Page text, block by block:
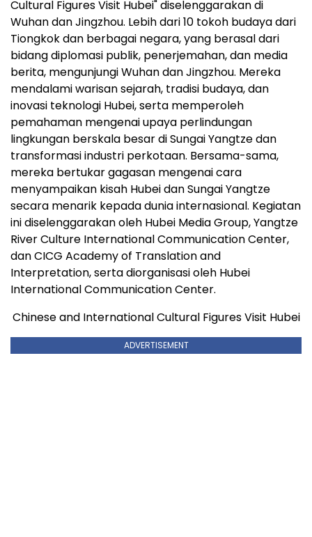
Cultural Figures Visit Hubei" diselenggarakan di
Wuhan dan Jingzhou. Lebih dari 10 tokoh budaya dari
Tiongkok dan berbagai negara, yang berasal dari
bidang diplomasi publik, penerjemahan, dan media
berita, mengunjungi Wuhan dan Jingzhou. Mereka
mendalami warisan sejarah, tradisi budaya, dan
inovasi teknologi Hubei, serta memperoleh
pemahaman mengenai upaya perlindungan
lingkungan berskala besar di Sungai Yangtze dan
transformasi industri perkotaan. Bersama-sama,
mereka bertukar gagasan mengenai cara
menyampaikan kisah Hubei dan Sungai Yangtze
secara menarik kepada dunia internasional. Kegiatan
ini diselenggarakan oleh Hubei Media Group, Yangtze
River Culture International Communication Center,
dan CICG Academy of Translation and
Interpretation, serta diorganisasi oleh Hubei
International Communication Center.
Chinese and International Cultural Figures Visit Hubei
ADVERTISEMENT